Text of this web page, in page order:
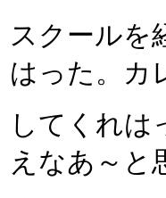
スクールを
はった。カ
してくれは
えなあ～と